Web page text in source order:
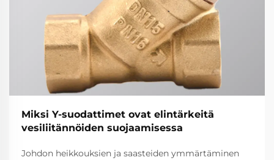
Miksi Y-suodattimet ovat elintärkeitä
vesiliitännöiden suojaamisessa
Johdon heikkouksien ja saasteiden ymmärtäminen